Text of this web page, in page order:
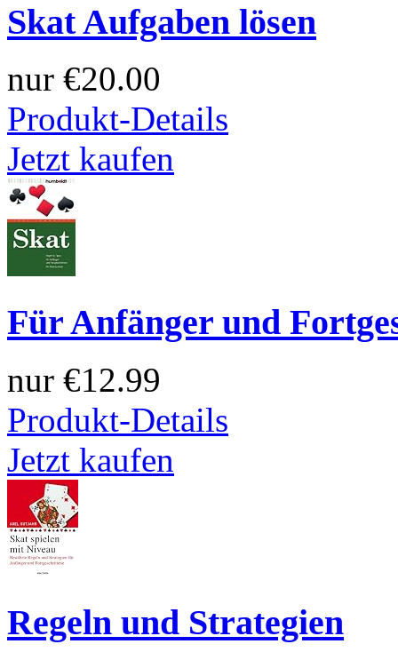
Skat Aufgaben lösen
nur €20.00
Produkt-Details
Jetzt kaufen
Für Anfänger und
nur €12.99
Produkt-Details
Jetzt kaufen
Regeln und Strategien